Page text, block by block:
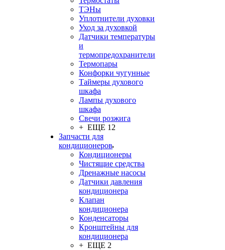
ТЭНы
Уплотнители духовки
Уход за духовкой
Датчики температуры
и
термопредохранители
Термопары
Конфорки чугунные
Таймеры духового
шкафа
Лампы духового
шкафа
Свечи розжига
+ ЕЩЕ 12
Запчасти для
кондиционеров
Кондиционеры
Чистящие средства
Дренажные насосы
Датчики давления
кондиционера
Клапан
кондиционера
Конденсаторы
Кронштейны для
кондиционера
+ ЕЩЕ 2